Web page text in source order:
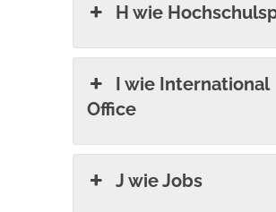
H wie
I wie International
Office
J wie Jobs